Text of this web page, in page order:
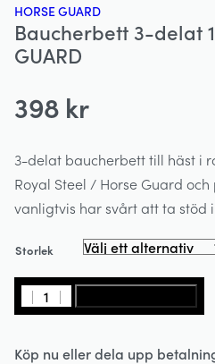
HORSE GUARD
Baucherbett 3-delat
GUARD
398 kr
3-delat baucherbett till häst i
Royal Steel / Horse Guard
vanligtvis har svårt att ta stöd
Storlek
Baucherbett
3-
13mm
Köp nu eller dela upp